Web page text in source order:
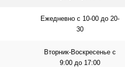
Ежедневно с 10-00 до 20-
30
Вторник-Воскресенье с
9:00 до 17:00